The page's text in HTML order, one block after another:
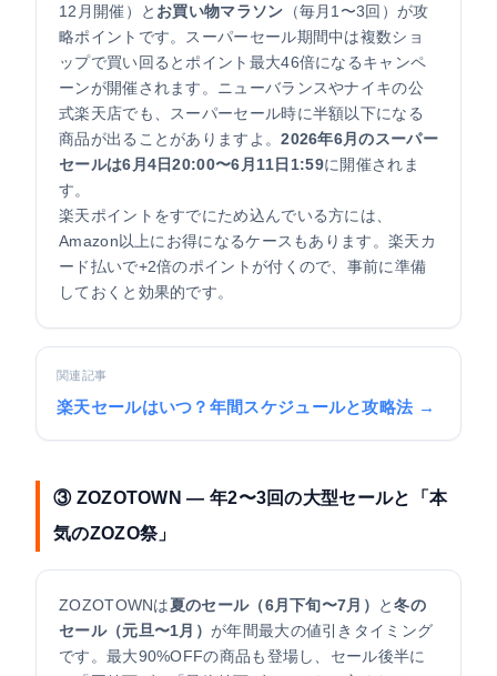
12月開催）と お買い物マラソン （毎月1〜3回）が攻
略ポイントです。スーパーセール期間中は複数ショ
ップで買い回るとポイント最大46倍になるキャンペ
ーンが開催されます。ニューバランスやナイキの公
式楽天店でも、スーパーセール時に半額以下になる
商品が出ることがありますよ。2026年6月のスーパー
セールは6月4日20:00〜6月11日1:59に開催されま
す。
楽天ポイントをすでにため込んでいる方には、
Amazon以上にお得になるケースもあります。楽天カ
ード払いで+2倍のポイントが付くので、事前に準備
しておくと効果的です。
関連記事
楽天セールはいつ？年間スケジュールと攻略法 →
③ ZOZOTOWN — 年2〜3回の大型セールと「本
気のZOZO祭」
ZOZOTOWNは夏のセール（6月下旬〜7月） と冬の
セール（元旦〜1月）が年間最大の値引きタイミング
です。最大90%OFFの商品も登場し、セール後半に